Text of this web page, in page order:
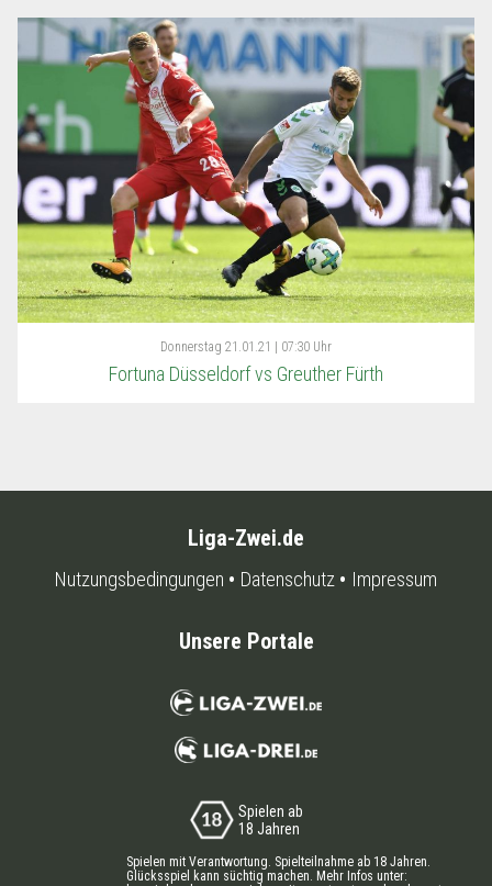
Donnerstag 21.01.21 | 07:30 Uhr
Fortuna Düsseldorf vs Greuther Fürth
Liga-Zwei.de
Nutzungsbedingungen Datenschutz Impressum
Unsere Portale
Spielen ab
18 Jahren
Spielen mit Verantwortung. Spielteilnahme ab 18 Jahren.
Glücksspiel kann süchtig machen. Mehr Infos unter: